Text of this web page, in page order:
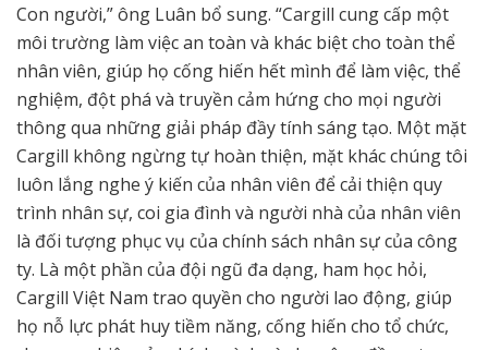
Con người,” ông Luân bổ sung. “Cargill cung cấp một
môi trường làm việc an toàn và khác biệt cho toàn thể
nhân viên, giúp họ cống hiến hết mình để làm việc, thể
nghiệm, đột phá và truyền cảm hứng cho mọi người
thông qua những giải pháp đầy tính sáng tạo. Một mặt
Cargill không ngừng tự hoàn thiện, mặt khác chúng tôi
luôn lắng nghe ý kiến của nhân viên để cải thiện quy
trình nhân sự, coi gia đình và người nhà của nhân viên
là đối tượng phục vụ của chính sách nhân sự của công
ty. Là một phần của đội ngũ đa dạng, ham học hỏi,
Cargill Việt Nam trao quyền cho người lao động, giúp
họ nỗ lực phát huy tiềm năng, cống hiến cho tổ chức,